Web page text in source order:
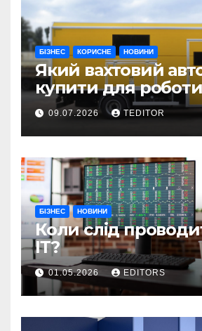
БІЗНЕС КОРИСНЕ НОВИНИ
Який вахтовий
купити для
складних умовах
експлуатації?
09.07.2026 TEDITOR
БІЗНЕС НОВИНИ
Коли слід
ІТ?
01.05.2026 EDITORS